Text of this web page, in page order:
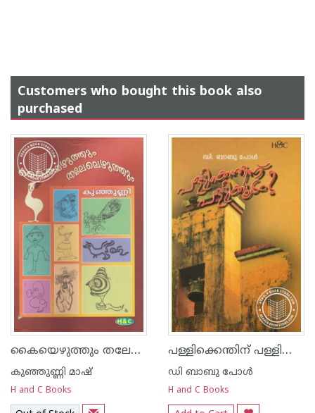
Customers who bought this book also
purchased
കൈയെഴുത്തും തലേലെഴുത്തും
കുഞ്ഞുണ്ണി മാഷ്‌
H and C Books
പള്ളിക്കെന്തിന്‌ പള്ളിക്കൂടം
ഡി ബാബു പോള്‍
H and C Books